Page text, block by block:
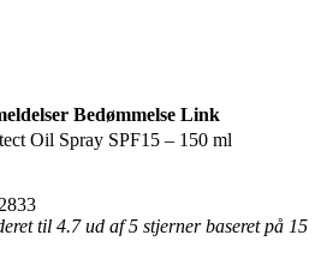
Bedømmelse Link
Oil Spray SPF15 – 150 ml
til 4.7 ud af 5 stjerner baseret på 15